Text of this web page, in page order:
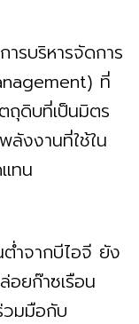
รบริหารจัดการ
ที่
ถุดิบที่เป็นมิตร
งงานที่ใช้ใน
ทน
ต่ำจากบีไอจี ยัง
ยก๊าซเรือน
มมือกับ